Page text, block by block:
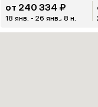
от 240 334 ₽
18 янв. - 26 янв., 8 н.